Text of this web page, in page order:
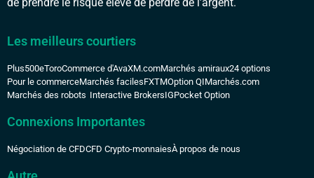
Les meilleurs courtiers
Plus500eToroCommerce d'AvaXM.comMarchés amiraux24 options
Pour le commerceMarchés facilesFXTMOption QIMarchés.com
Marchés des robots Interactive BrokersIGPocket Option
Connexions Importantes
Négociation de CFDCFD Crypto-monnaiesÀ propos de nous